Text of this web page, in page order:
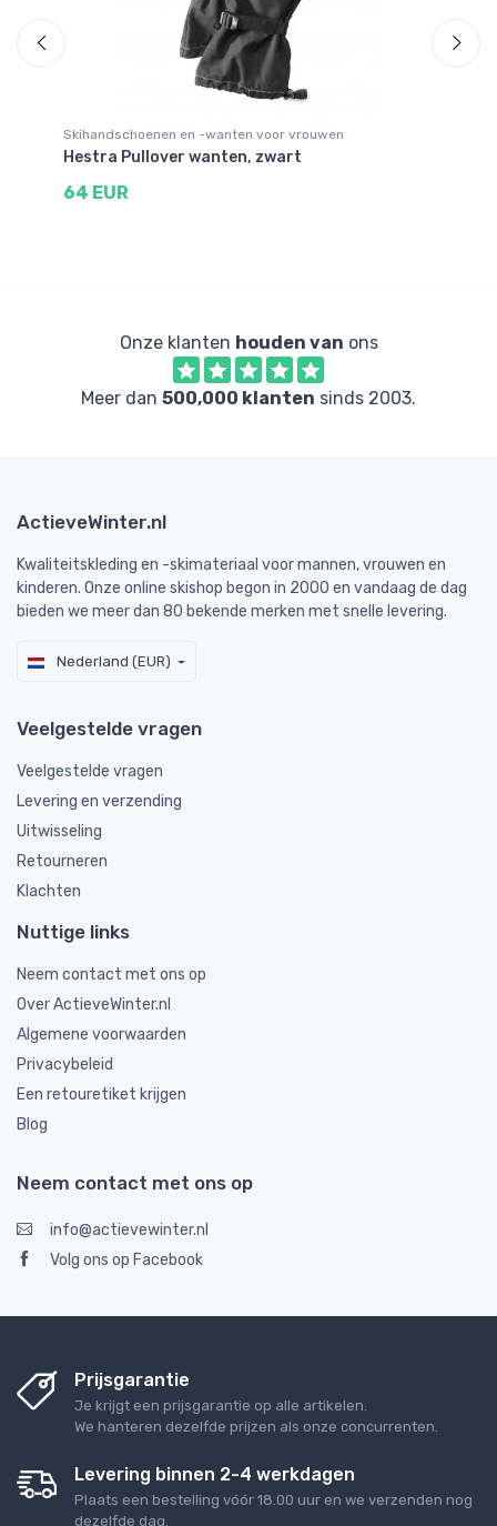
Skihandschoenen en -wanten voor vrouwen
Hestra Pullover wanten, zwart
64 EUR
Onze klanten houden van ons
Meer dan 500,000 klanten sinds 2003.
ActieveWinter.nl
Kwaliteitskleding en -skimateriaal voor mannen, vrouwen en
kinderen. Onze online skishop begon in 2000 en vandaag de dag
bieden we meer dan 80 bekende merken met snelle levering.
Nederland (EUR)
Veelgestelde vragen
Veelgestelde vragen
Levering en verzending
Uitwisseling
Retourneren
Klachten
Nuttige links
Neem contact met ons op
Over ActieveWinter.nl
Algemene voorwaarden
Privacybeleid
Een retouretiket krijgen
Blog
Neem contact met ons op
info@actievewinter.nl
Volg ons op Facebook
Prijsgarantie
Je krijgt een prijsgarantie op alle artikelen.
We hanteren dezelfde prijzen als onze concurrenten.
Levering binnen 2-4 werkdagen
Plaats een bestelling vóór 18.00 uur en we verzenden nog
dezelfde dag.